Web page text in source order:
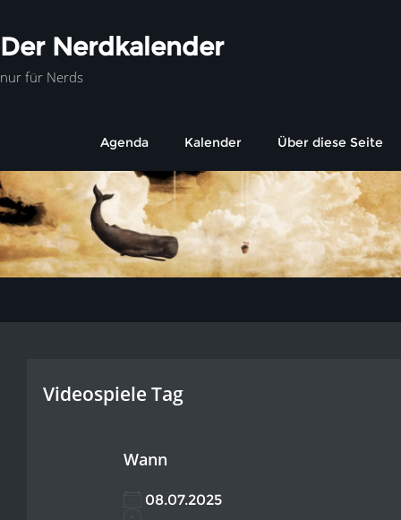
Der Nerdkalender
nur für Nerds
Agenda Kalender Über diese Seite
Videospiele Tag
Wann
08.07.2025